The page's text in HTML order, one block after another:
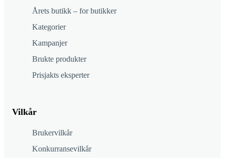
Årets butikk – for butikker
Kategorier
Kampanjer
Brukte produkter
Prisjakts eksperter
Vilkår
Brukervilkår
Konkurransevilkår